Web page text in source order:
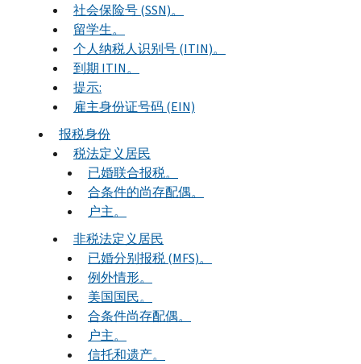
社会保险号 (SSN)。
留学生。
个人纳税人识别号 (ITIN)。
到期 ITIN。
提示:
雇主身份证号码 (EIN)
报税身份
税法定义居民
已婚联合报税。
合条件的尚存配偶。
户主。
非税法定义居民
已婚分别报税 (MFS)。
例外情形。
美国国民。
合条件尚存配偶。
户主。
信托和遗产。